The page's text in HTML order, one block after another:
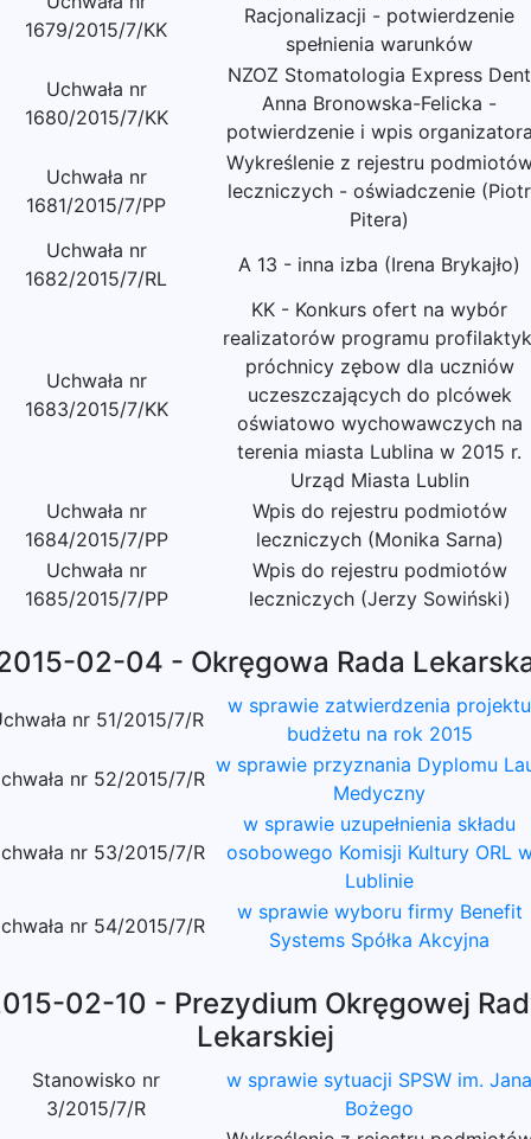
1679/2015/7/KK
Racjonalizacji - potwierdzenie
spełnienia warunków
Uchwała nr
1680/2015/7/KK
NZOZ Stomatologia Express Dent
Anna Bronowska-Felicka -
potwierdzenie i wpis
Uchwała nr
1681/2015/7/PP
Wykreślenie z rejestru
leczniczych - oświadczenie (Piotr
Pitera)
Uchwała nr
1682/2015/7/RL
A 13 - inna izba (Irena Brykajło)
Uchwała nr
1683/2015/7/KK
KK - Konkurs ofert na wybór
realizatorów programu
próchnicy zębow dla uczniów
uczeszczających do plcówek
oświatowo wychowawczych na
terenia miasta Lublina w 2015 r.
Urząd Miasta Lublin
Uchwała nr
1684/2015/7/PP
Wpis do rejestru podmiotów
leczniczych (Monika Sarna)
Uchwała nr
1685/2015/7/PP
Wpis do rejestru podmiotów
leczniczych (Jerzy Sowiński)
02-04 - Okręgowa Rada
nr 51/2015/7/R
w sprawie zatwierdzenia projektu
budżetu na rok 2015
nr 52/2015/7/R
w sprawie przyznania Dyplomu
Medyczny
nr 53/2015/7/R
w sprawie uzupełnienia składu
osobowego Komisji Kultury ORL
Lublinie
nr 54/2015/7/R
w sprawie wyboru firmy Benefit
Systems Spółka Akcyjna
02-10 - Prezydium Okręgowej
Lekarskiej
Stanowisko nr
3/2015/7/R
w sprawie sytuacji SPSW im. Jana
Bożego